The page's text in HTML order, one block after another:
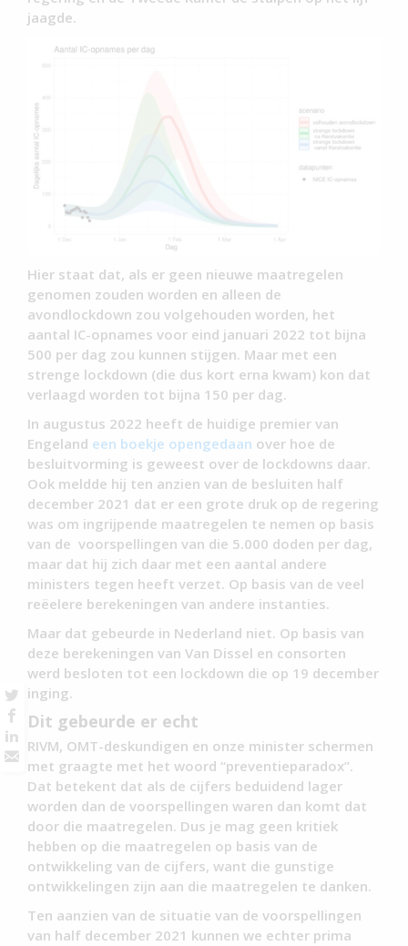
jaagde.
Hier staat dat, als er geen nieuwe maatregelen
genomen zouden worden en alleen de
avondlockdown zou volgehouden worden, het
aantal IC-opnames voor eind januari 2022 tot bijna
500 per dag zou kunnen stijgen. Maar met een
strenge lockdown (die dus kort erna kwam) kon dat
verlaagd worden tot bijna 150 per dag.
In augustus 2022 heeft de huidige premier van
Engeland een boekje opengedaan over hoe de
besluitvorming is geweest over de lockdowns daar.
Ook meldde hij ten anzien van de besluiten half
december 2021 dat er een grote druk op de regering
was om ingrijpende maatregelen te nemen op basis
van de voorspellingen van die 5.000 doden per dag,
maar dat hij zich daar met een aantal andere
ministers tegen heeft verzet. Op basis van de veel
reëelere berekeningen van andere instanties.
Maar dat gebeurde in Nederland niet. Op basis van
deze berekeningen van Van Dissel en consorten
werd besloten tot een lockdown die op 19 december
inging.
Dit gebeurde er echt
RIVM, OMT-deskundigen en onze minister schermen
met graagte met het woord “preventieparadox”.
Dat betekent dat als de cijfers beduidend lager
worden dan de voorspellingen waren dan komt dat
door die maatregelen. Dus je mag geen kritiek
hebben op die maatregelen op basis van de
ontwikkeling van de cijfers, want die gunstige
ontwikkelingen zijn aan die maatregelen te danken.
Ten aanzien van de situatie van de voorspellingen
van half december 2021 kunnen we echter prima